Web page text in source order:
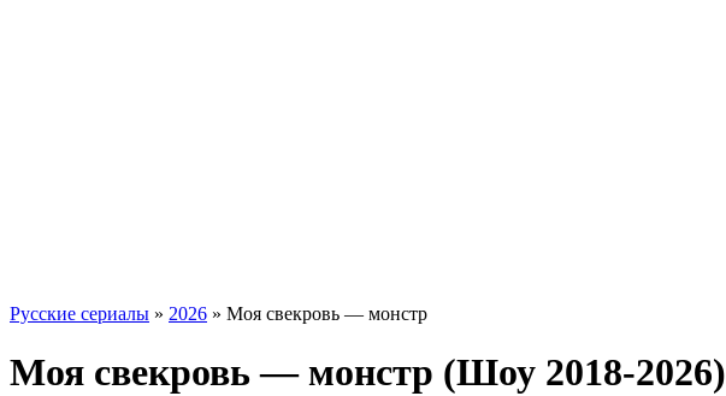
Русские сериалы » 2026 » Моя свекровь — монстр
Моя свекровь — монстр (Шоу 2018-2026)